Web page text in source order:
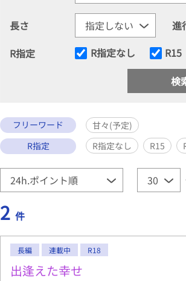
長さ
進
R指定
R指定なし R15
フリーワード
甘々(予定)
R指定
R指定なし R15
2 件
長編 連載中 R18
出逢えた幸せ